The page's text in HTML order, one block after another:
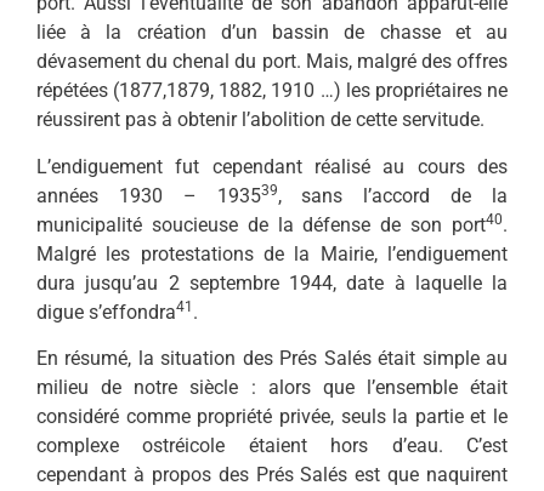
liée à la création d’un bassin de chasse et au
dévasement du chenal du port. Mais, malgré des offres
répétées (1877,1879, 1882, 1910 …) les propriétaires ne
réussirent pas à obtenir l’abolition de cette servitude.
L’endiguement fut cependant réalisé au cours des
années 1930 – 193539, sans l’accord de la
municipalité soucieuse de la défense de son port40.
Malgré les protestations de la Mairie, l’endiguement
dura jusqu’au 2 septembre 1944, date à laquelle la
digue s’effondra41 .
En résumé, la situation des Prés Salés était simple au
milieu de notre siècle : alors que l’ensemble était
considéré comme propriété privée, seuls la partie et le
complexe ostréicole étaient hors d’eau. C’est
cependant à propos des Prés Salés est que naquirent